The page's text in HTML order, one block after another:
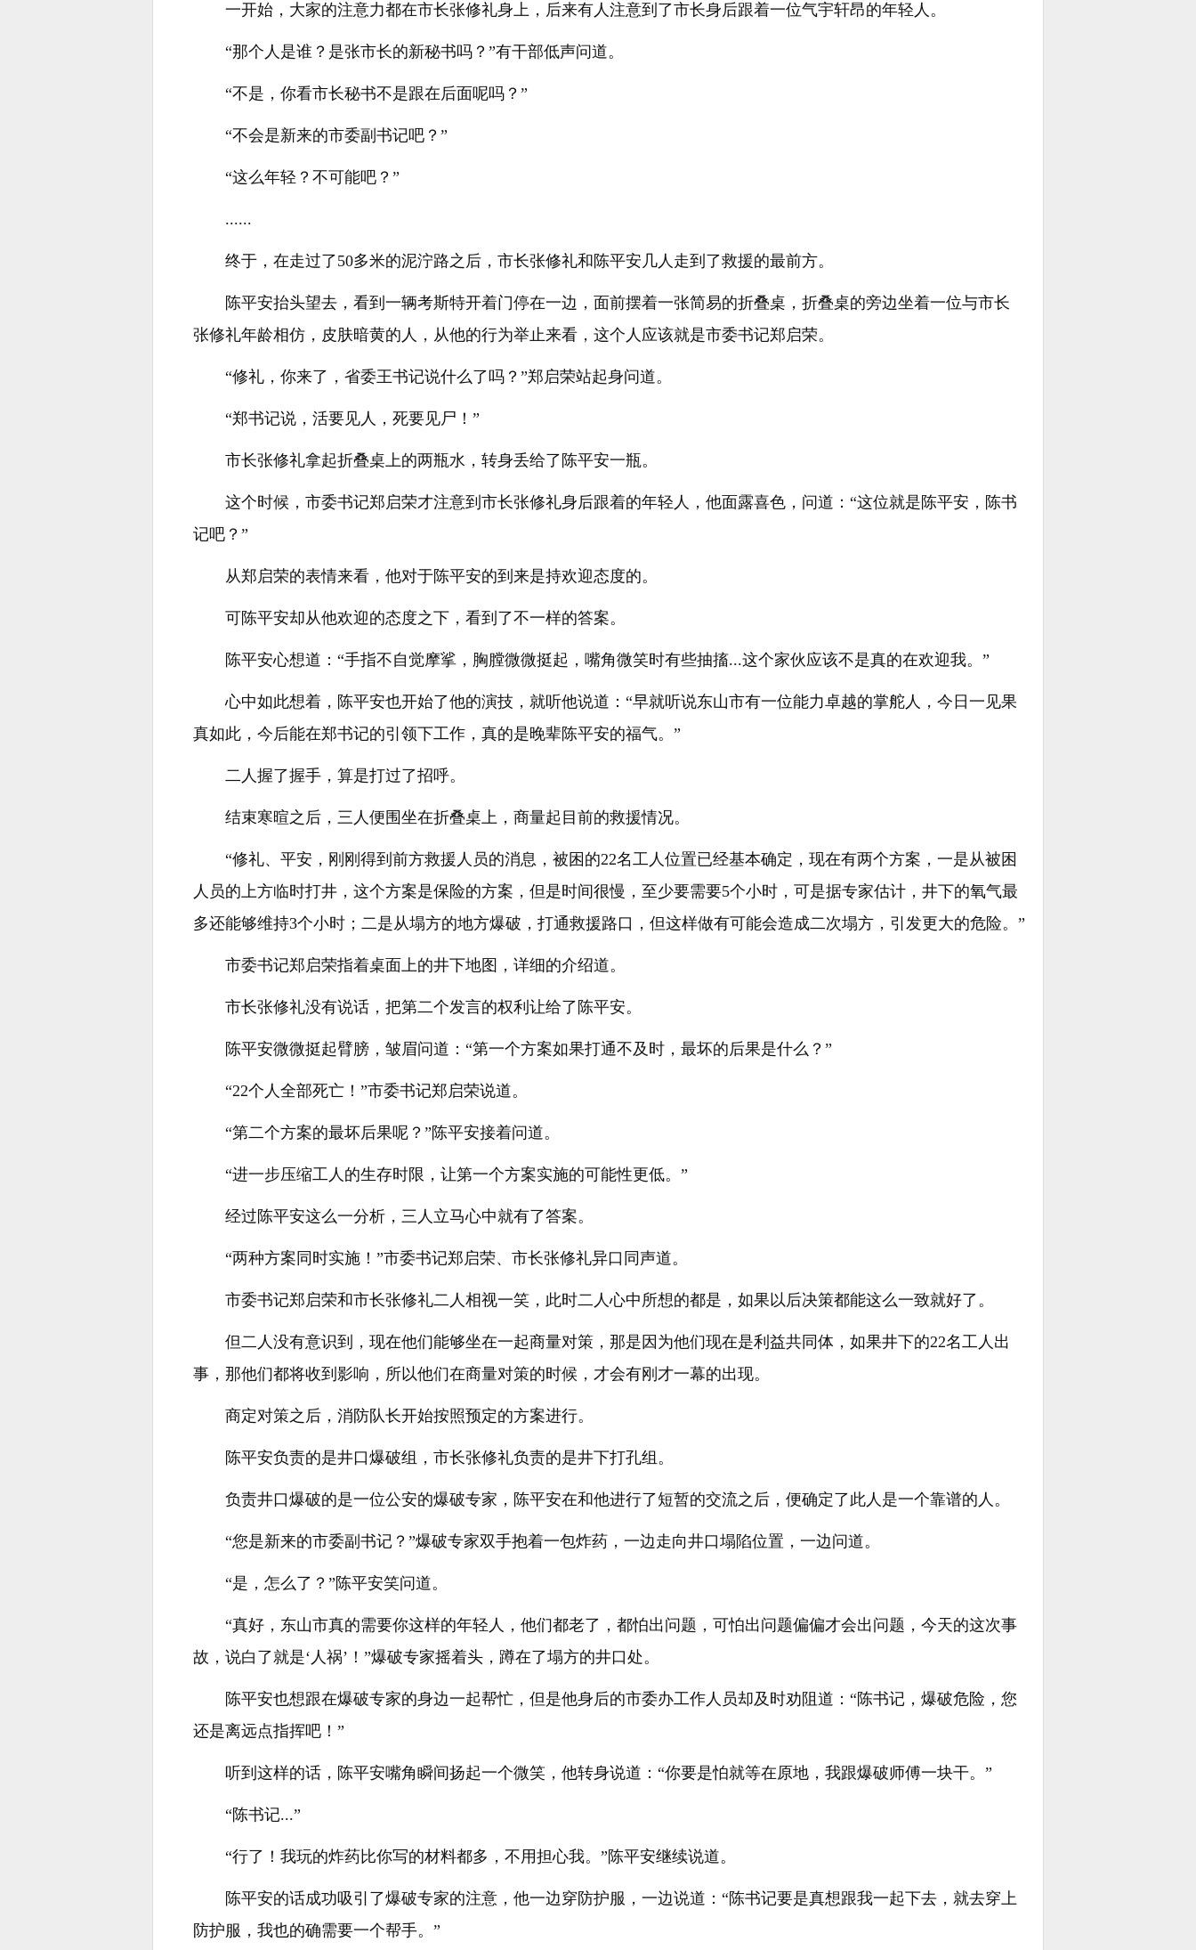
一开始，大家的注意力都在市长张修礼身上，后来有人注意到了市长身后跟着一位气宇轩昂的年轻人。
“那个人是谁？是张市长的新秘书吗？”有干部低声问道。
“不是，你看市长秘书不是跟在后面呢吗？”
“不会是新来的市委副书记吧？”
“这么年轻？不可能吧？”
......
终于，在走过了50多米的泥泞路之后，市长张修礼和陈平安几人走到了救援的最前方。
陈平安抬头望去，看到一辆考斯特开着门停在一边，面前摆着一张简易的折叠桌，折叠桌的旁边坐着一位与市长
张修礼年龄相仿，皮肤暗黄的人，从他的行为举止来看，这个人应该就是市委书记郑启荣。
“修礼，你来了，省委王书记说什么了吗？”郑启荣站起身问道。
“郑书记说，活要见人，死要见尸！”
市长张修礼拿起折叠桌上的两瓶水，转身丢给了陈平安一瓶。
这个时候，市委书记郑启荣才注意到市长张修礼身后跟着的年轻人，他面露喜色，问道：“这位就是陈平安，陈书
记吧？”
从郑启荣的表情来看，他对于陈平安的到来是持欢迎态度的。
可陈平安却从他欢迎的态度之下，看到了不一样的答案。
陈平安心想道：“手指不自觉摩挲，胸膛微微挺起，嘴角微笑时有些抽搐...这个家伙应该不是真的在欢迎我。”
心中如此想着，陈平安也开始了他的演技，就听他说道：“早就听说东山市有一位能力卓越的掌舵人，今日一见果
真如此，今后能在郑书记的引领下工作，真的是晚辈陈平安的福气。”
二人握了握手，算是打过了招呼。
结束寒暄之后，三人便围坐在折叠桌上，商量起目前的救援情况。
“修礼、平安，刚刚得到前方救援人员的消息，被困的22名工人位置已经基本确定，现在有两个方案，一是从被困
人员的上方临时打井，这个方案是保险的方案，但是时间很慢，至少要需要5个小时，可是据专家估计，井下的氧气最
多还能够维持3个小时；二是从塌方的地方爆破，打通救援路口，但这样做有可能会造成二次塌方，引发更大的危险。”
市委书记郑启荣指着桌面上的井下地图，详细的介绍道。
市长张修礼没有说话，把第二个发言的权利让给了陈平安。
陈平安微微挺起臂膀，皱眉问道：“第一个方案如果打通不及时，最坏的后果是什么？”
“22个人全部死亡！”市委书记郑启荣说道。
“第二个方案的最坏后果呢？”陈平安接着问道。
“进一步压缩工人的生存时限，让第一个方案实施的可能性更低。”
经过陈平安这么一分析，三人立马心中就有了答案。
“两种方案同时实施！”市委书记郑启荣、市长张修礼异口同声道。
市委书记郑启荣和市长张修礼二人相视一笑，此时二人心中所想的都是，如果以后决策都能这么一致就好了。
但二人没有意识到，现在他们能够坐在一起商量对策，那是因为他们现在是利益共同体，如果井下的22名工人出
事，那他们都将收到影响，所以他们在商量对策的时候，才会有刚才一幕的出现。
商定对策之后，消防队长开始按照预定的方案进行。
陈平安负责的是井口爆破组，市长张修礼负责的是井下打孔组。
负责井口爆破的是一位公安的爆破专家，陈平安在和他进行了短暂的交流之后，便确定了此人是一个靠谱的人。
“您是新来的市委副书记？”爆破专家双手抱着一包炸药，一边走向井口塌陷位置，一边问道。
“是，怎么了？”陈平安笑问道。
“真好，东山市真的需要你这样的年轻人，他们都老了，都怕出问题，可怕出问题偏偏才会出问题，今天的这次事
故，说白了就是‘人祸’！”爆破专家摇着头，蹲在了塌方的井口处。
陈平安也想跟在爆破专家的身边一起帮忙，但是他身后的市委办工作人员却及时劝阻道：“陈书记，爆破危险，您
还是离远点指挥吧！”
听到这样的话，陈平安嘴角瞬间扬起一个微笑，他转身说道：“你要是怕就等在原地，我跟爆破师傅一块干。”
“陈书记...”
“行了！我玩的炸药比你写的材料都多，不用担心我。”陈平安继续说道。
陈平安的话成功吸引了爆破专家的注意，他一边穿防护服，一边说道：“陈书记要是真想跟我一起下去，就去穿上
防护服，我也的确需要一个帮手。”